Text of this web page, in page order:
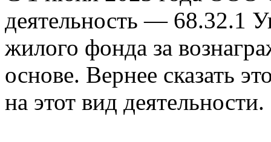
деятельность — 68.32.1
жилого фонда за
основе. Вернее сказать
на этот вид деятельности.